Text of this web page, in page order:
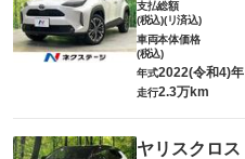
支払総額
(税込)(リ済込)
車両本体価格
(税込)
年式2022(令和4)年
走行2.3万km
ヤリスクロス